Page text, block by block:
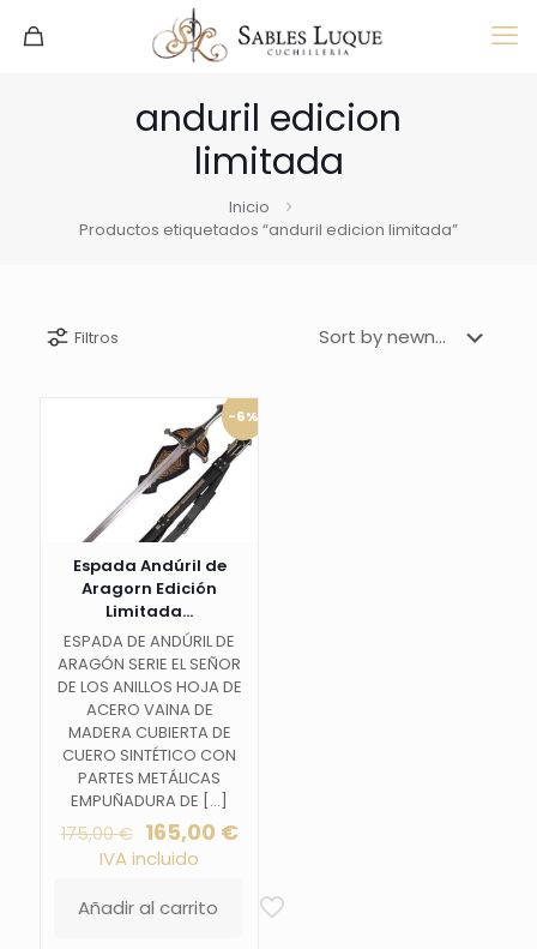
anduril edicion
limitada
Inicio
Productos etiquetados “anduril edicion limitada”
Filtros
-6%
Espada Andúril de
Aragorn Edición
Limitada...
ESPADA DE ANDÚRIL DE
ARAGÓN SERIE EL SEÑOR
DE LOS ANILLOS HOJA DE
ACERO VAINA DE
MADERA CUBIERTA DE
CUERO SINTÉTICO CON
PARTES METÁLICAS
EMPUÑADURA DE […]
175,00€ El
precio
era:
175,00 €.
165,00 €El
es:
165,00 €.
IVA incluido
Añadir al carrito